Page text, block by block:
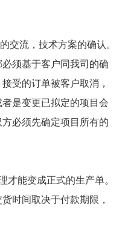
交流，技术方案的确认。
须基于客户同我司的确
受的订单被客户取消，
是变更已拟定的项目会
必须先确定项目所有的
才能变成正式的生产单。
时间取决于付款期限，